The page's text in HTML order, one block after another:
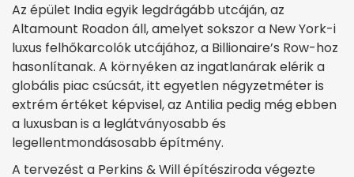
Az épület India egyik legdrágább utcáján, az
Altamount Roadon áll, amelyet sokszor a New York-i
luxus felhőkarcolók utcájához, a Billionaire’s Row-hoz
hasonlítanak. A környéken az ingatlanárak elérik a
globális piac csúcsát, itt egyetlen négyzetméter is
extrém értéket képvisel, az Antilia pedig még ebben
a luxusban is a leglátványosabb és
legellentmondásosabb építmény.
A tervezést a Perkins & Will építésziroda végezte